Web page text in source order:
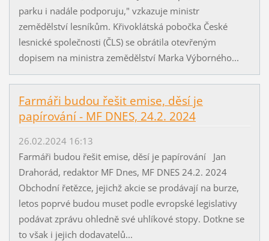
parku i nadále podporuju," vzkazuje ministr
zemědělství lesníkům. Křivoklátská pobočka České
lesnické společnosti (ČLS) se obrátila otevřeným
dopisem na ministra zemědělství Marka Výborného...
Farmáři budou řešit emise, děsí je
papírování - MF DNES, 24.2. 2024
26.02.2024 16:13
Farmáři budou řešit emise, děsí je papírování Jan
Drahorád, redaktor MF Dnes, MF DNES 24.2. 2024
Obchodní řetězce, jejichž akcie se prodávají na burze,
letos poprvé budou muset podle evropské legislativy
podávat zprávu ohledně své uhlíkové stopy. Dotkne se
to však i jejich dodavatelů...